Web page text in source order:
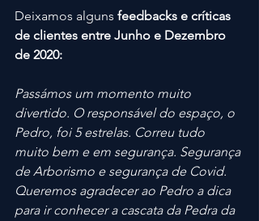
Deixamos alguns feedbacks e críticas
de clientes entre Junho e Dezembro
de 2020:
Passámos um momento muito
divertido. O responsável do espaço, o
Pedro, foi 5 estrelas. Correu tudo
muito bem e em segurança. Segurança
de Arborismo e segurança de Covid.
Queremos agradecer ao Pedro a dica
para ir conhecer a cascata da Pedra da